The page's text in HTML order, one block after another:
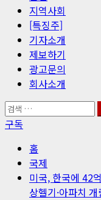
지역사회
[특징주]
기자소개
제보하기
광고문의
회사소개
검
색:
구독
홈
국제
미국, 한국에 42
상헬기·아파치 개